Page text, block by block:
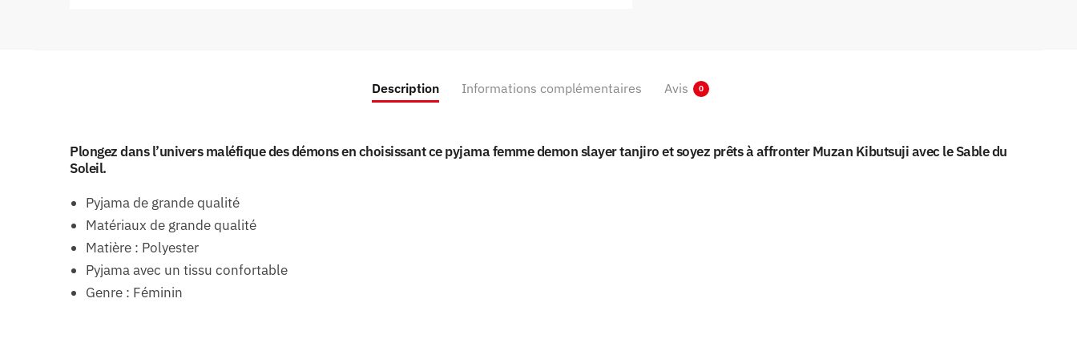
Description Informations complémentaires Avis 0
Plongez dans l’univers maléfique des démons en choisissant ce pyjama femme demon slayer tanjiro et soyez prêts à affronter Muzan Kibutsuji avec le Sable du
Soleil.
Pyjama de grande qualité
Matériaux de grande qualité
Matière : Polyester
Pyjama avec un tissu confortable
Genre : Féminin